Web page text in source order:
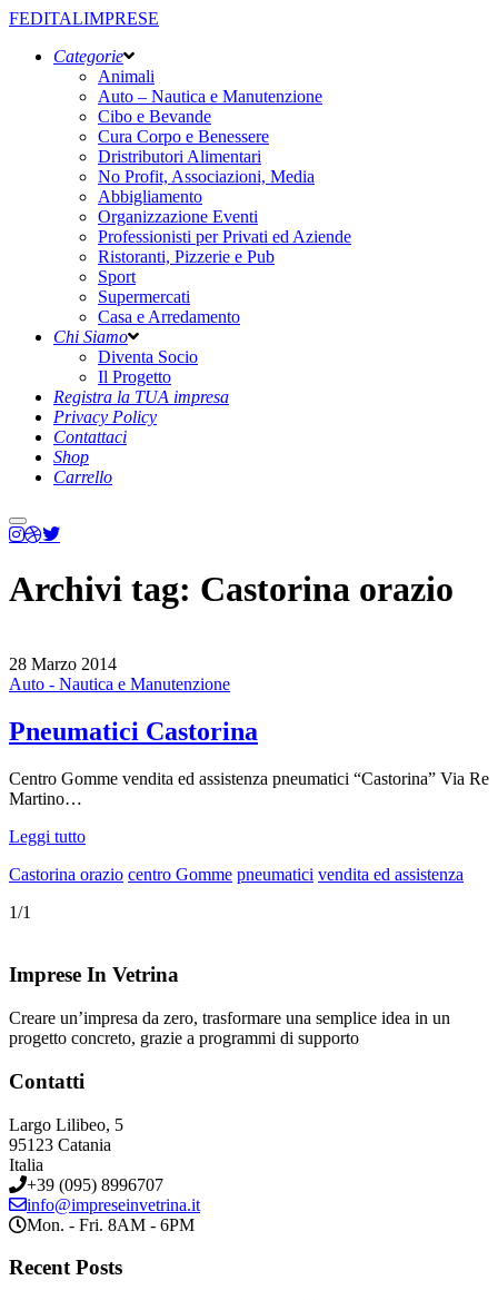
FEDITALIMPRESE
Categorie
Animali
Auto – Nautica e Manutenzione
Cibo e Bevande
Cura Corpo e Benessere
Dristributori Alimentari
No Profit, Associazioni, Media
Abbigliamento
Organizzazione Eventi
Professionisti per Privati ed Aziende
Ristoranti, Pizzerie e Pub
Sport
Supermercati
Casa e Arredamento
Chi Siamo
Diventa Socio
Il Progetto
Registra la TUA impresa
Privacy Policy
Contattaci
Shop
Carrello
Menu
principale
Archivi tag: Castorina orazio
28 Marzo 2014
Auto - Nautica e Manutenzione
Pneumatici Castorina
Centro Gomme vendita ed assistenza pneumatici “Castorina” Via Re
Martino…
Leggi tutto
Castorina orazio centro Gomme pneumatici vendita ed assistenza
1/1
Imprese In Vetrina
Creare un’impresa da zero, trasformare una semplice idea in un
progetto concreto, grazie a programmi di supporto
Contatti
Largo Lilibeo, 5
95123 Catania
Italia
+39 (095) 8996707
info@impreseinvetrina.it
Mon. - Fri. 8AM - 6PM
Recent Posts